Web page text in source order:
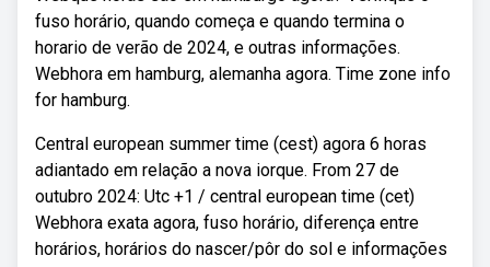
fuso horário, quando começa e quando termina o
horario de verão de 2024, e outras informações.
Webhora em hamburg, alemanha agora. Time zone info
for hamburg.
Central european summer time (cest) agora 6 horas
adiantado em relação a nova iorque. From 27 de
outubro 2024: Utc +1 / central european time (cet)
Webhora exata agora, fuso horário, diferença entre
horários, horários do nascer/pôr do sol e informações